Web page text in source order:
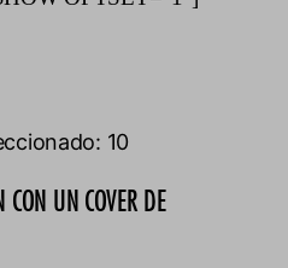
10
CON UN COVER DE